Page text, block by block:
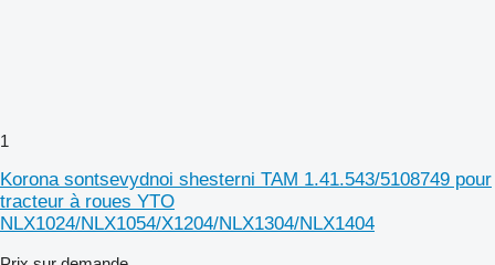
1
Korona sontsevydnoi shesterni TAM 1.41.543/5108749 pour
tracteur à roues YTO
NLX1024/NLX1054/X1204/NLX1304/NLX1404